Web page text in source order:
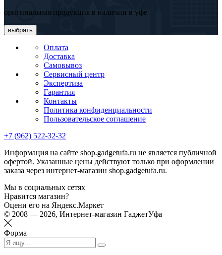
оригинальная продукция в наличии в уфе
выбрать
Оплата
Доставка
Самовывоз
Сервисный центр
Экспертиза
Гарантия
Контакты
Политика конфиденциальности
Пользовательское соглашение
+7 (962) 522-32-32
Информация на сайте shop.gadgetufa.ru не является публичной
офертой. Указанные цены действуют только при оформлении
заказа через интернет-магазин shop.gadgetufa.ru.
Мы в социальных сетях
Нравится магазин?
Оцени его на Яндекс.Маркет
© 2008 — 2026, Интернет-магазин ГаджетУфа
Форма